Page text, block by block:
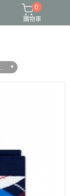
成長包巾卡片禮盒
0
購物車